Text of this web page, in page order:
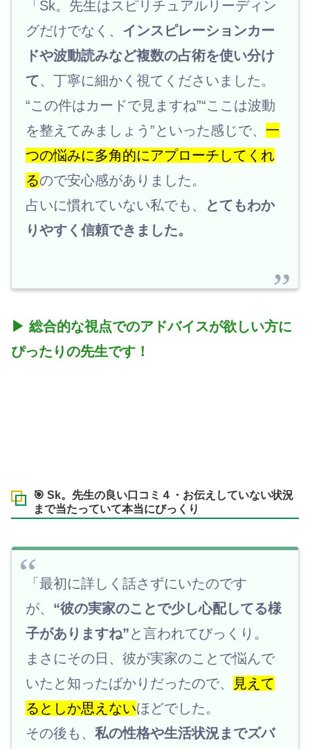
「Sk。先生はスピリチュアルリーディン
グだけでなく、 インスピレーションカー
ドや波動読みなど複数の占術を使い分け
て、丁寧に細かく視てくださいました。
“この件はカードで見ますね”“ここは波動
を整えてみましょう”といった感じで、 一
つの悩みに多角的にアプローチしてくれ
るので安心感がありました。
占いに慣れていない私でも、
とてもわか
りやすく信頼できました。
▶ 総合的な視点でのアドバイスが欲しい方に
ぴったりの先生です！
🎯 Sk。先生の良い口コミ４・お伝えしていない状況
まで当たっていて本当にびっくり
「最初に詳しく話さずにいたのです
が、 “彼の実家のことで少し心配してる様
子がありますね”と言われてびっくり。
まさにその日、彼が実家のことで悩んで
いたと知ったばかりだったので、
見えて
るとしか思えないほどでした。
その後も、 私の性格や生活状況までズバ